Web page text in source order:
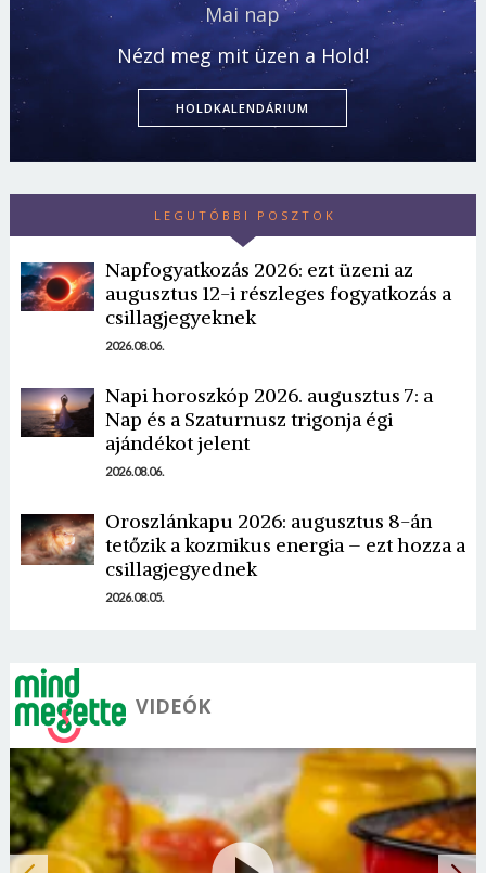
Mai nap
Nézd meg mit üzen a Hold!
HOLDKALENDÁRIUM
LEGUTÓBBI POSZTOK
Napfogyatkozás 2026: ezt üzeni az
augusztus 12-i részleges fogyatkozás a
csillagjegyeknek
2026.08.06.
Napi horoszkóp 2026. augusztus 7: a
Nap és a Szaturnusz trigonja égi
ajándékot jelent
2026.08.06.
Oroszlánkapu 2026: augusztus 8-án
tetőzik a kozmikus energia – ezt hozza a
csillagjegyednek
2026.08.05.
VIDEÓK
Borsonline bejelentkezés
E-mail cím vagy felhasználónév
Jelszó
Mégse